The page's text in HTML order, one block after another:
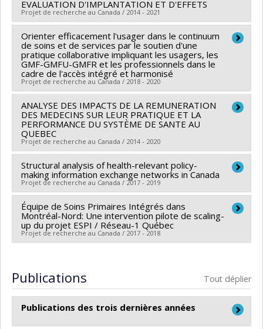
en santé du Canada
Programmes de subvention :PVXX5647-(MOP)
Subvention de fonctionnement incluant les
subventions de fonctionnement programmatiques
(général)
,Fanny Chabrol
Sources de financement :IRSC/Instituts de recherche
en santé du Canada
Programmes de subvention :PVXX5647-(MOP)
Subvention de fonctionnement incluant les
subventions de fonctionnement programmatiques
(général)
Sources de financement :CIUSSS Nord-de-l'île-de-
Programmes de subvention :
EVALUATION D'IMPLANTATION ET D'EFFETS
Projet de recherche au Canada / 2014 - 2021
Chercheur principal : Arnaud Duhoux
L’objectif de ce projet est de contribuer au
développement de modèles de dispensation de soins
primaires susceptibles de répondre aux impératifs
d’accessibilité, de qualité et d’efficience auxquels les
systèmes de santé canadiens sont confrontés.
L’atteinte de cet objectif passe par le soutien et
l’évaluation de huit projets pilotes de soins de
première ligne dont les caractéristiques sont
significativement différentes de la majorité des
modèles de première ligne actuellement développés
au Canada.
La particularité de ces équipes est de reposer sur une
interdisciplinarité poussée, sur un rôle infirmier étendu
prise en charge globale; c’est la raison pour laquelle
nous les avons surnommées « Équipes de Soins
Orienter efficacement l'usager dans le continuum
de soins et de services par le soutien d'une
pratique collaborative impliquant les usagers, les
GMF-GMFU-GMFR et les professionnels dans le
cadre de l'accès intégré et harmonisé
Projet de recherche au Canada / 2018 - 2020
Chercheur principal : Nancy Côté
Co-chercheurs : Arnaud Duhoux
Sources de financement :
du Québec - Santé (FRSQ)
Programmes de subvention :PVXXXXXX-Subvention
de démarrage
ANALYSE DES IMPACTS DE LA REMUNERATION
DES MEDECINS SUR LEUR PRATIQUE ET LA
PERFORMANCE DU SYSTÈME DE SANTE AU
QUEBEC
Projet de recherche au Canada / 2014 - 2020
Chercheur principal : Arnaud Duhoux,Damien
Contandriopoulos
Co-chercheurs : François Champagne,Alain
Vadeboncoeur, Astrid Brousselle,Catherine Hudon ,
Mylaine Breton
Sources de financement :FRQSC/Fonds de recherche
Programme des actions concertées
Structural analysis of health-relevant policy-
making information exchange networks in Canada
Projet de recherche au Canada / 2017 - 2019
Chercheur principal : Damien Contandriopoulos
Co-chercheurs : Arnaud Duhoux,Denise Bryant-
Lukosius,Nancy Carter,Raisa Deber
en santé du Canada
Programmes de subvention :PVXXXXXX-(PJT)
Subvention Projet
Équipe de Soins Primaires Intégrés dans
Montréal-Nord: Une intervention pilote de scaling-
up du projet ESPI / Réseau-1 Québec
Projet de recherche au Canada / 2017 - 2018
Co-chercheurs :
Sources de financement :FRQS/Fonds de recherche
du Québec - Santé (FRSQ)
Publications Tout déplier
Publications des trois dernières années